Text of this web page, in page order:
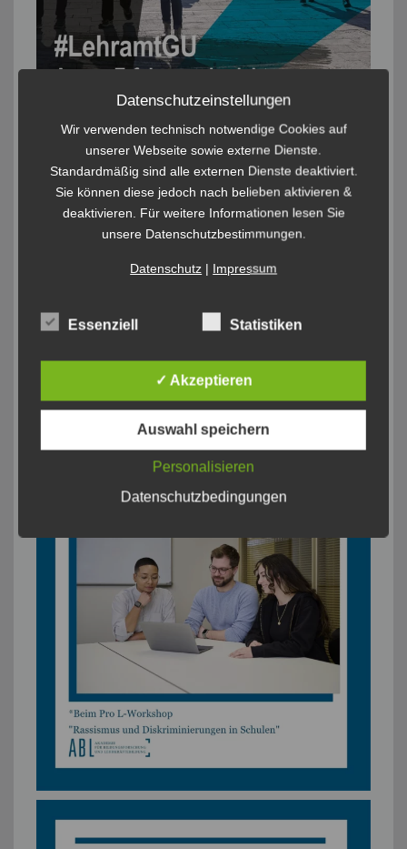
Datenschutzeinstellungen
Wir verwenden technisch notwendige Cookies auf
unserer Webseite sowie externe Dienste.
Standardmäßig sind alle externen Dienste deaktiviert.
Sie können diese jedoch nach belieben aktivieren &
deaktivieren. Für weitere Informationen lesen Sie
unsere Datenschutzbestimmungen.
Datenschutz| Impressum
Essenziell Statistiken
✓ Akzeptieren
Auswahl speichern
Personalisieren
Datenschutzbedingungen